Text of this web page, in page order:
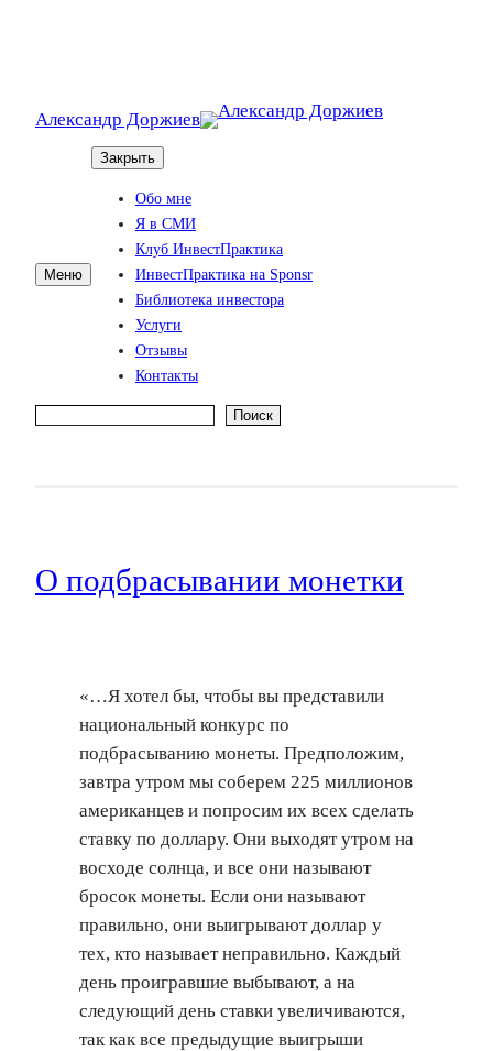
Александр Доржиев
Меню
Закрыть
Обо мне
Я в СМИ
Клуб ИнвестПрактика
ИнвестПрактика на Sponsr
Библиотека инвестора
Услуги
Отзывы
Контакты
Поиск
О подбрасывании монетки
«…Я хотел бы, чтобы вы представили
национальный конкурс по
подбрасыванию монеты. Предположим,
завтра утром мы соберем 225 миллионов
американцев и попросим их всех сделать
ставку по доллару. Они выходят утром на
восходе солнца, и все они называют
бросок монеты. Если они называют
правильно, они выигрывают доллар у
тех, кто называет неправильно. Каждый
день проигравшие выбывают, а на
следующий день ставки увеличиваются,
так как все предыдущие выигрыши